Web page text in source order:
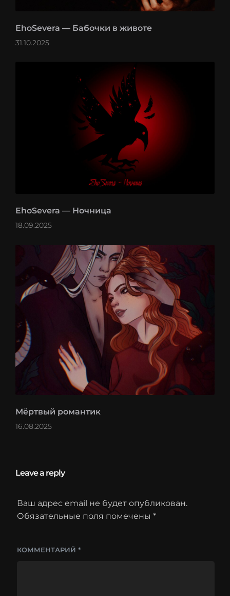
EhoSevera — Бабочки в животе
31.10.2025
EhoSevera — Ночница
18.09.2025
Мёртвый романтик
16.08.2025
Leave a reply
Ваш адрес email не будет опубликован.
Обязательные поля помечены *
КОММЕНТАРИЙ *